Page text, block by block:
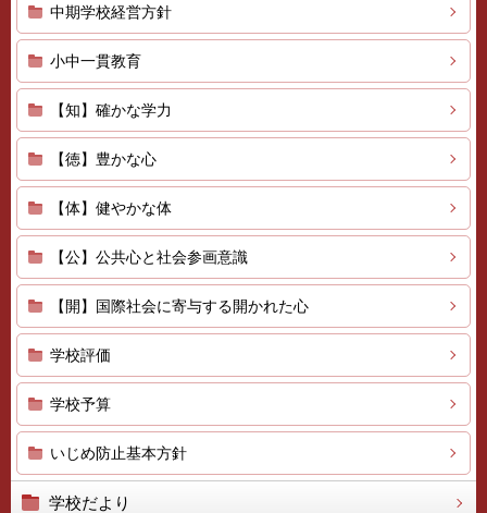
中期学校経営方針
小中一貫教育
【知】確かな学力
【徳】豊かな心
【体】健やかな体
【公】公共心と社会参画意識
【開】国際社会に寄与する開かれた心
学校評価
学校予算
いじめ防止基本方針
学校だより